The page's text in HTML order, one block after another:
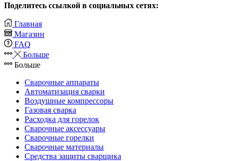
Поделитесь ссылкой в социальных сетях:
Главная
Магазин
FAQ
Больше
Больше
Сварочные аппараты
Автоматизация сварки
Воздушные компрессоры
Газовая сварка
Расходка для горелок
Сварочные аксессуары
Сварочные горелки
Сварочные материалы
Средства защиты сварщика